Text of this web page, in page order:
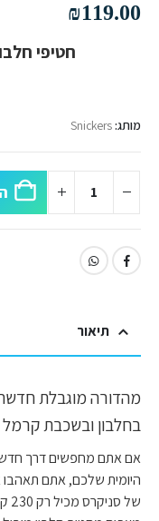
₪119.00
חטיפי
מותג:Snickers
תיאור
מהדורה מוגבלת
בחלבון ובשכבת קרמל
אם אתם מחפשים דרך
היומית שלכם, אתם